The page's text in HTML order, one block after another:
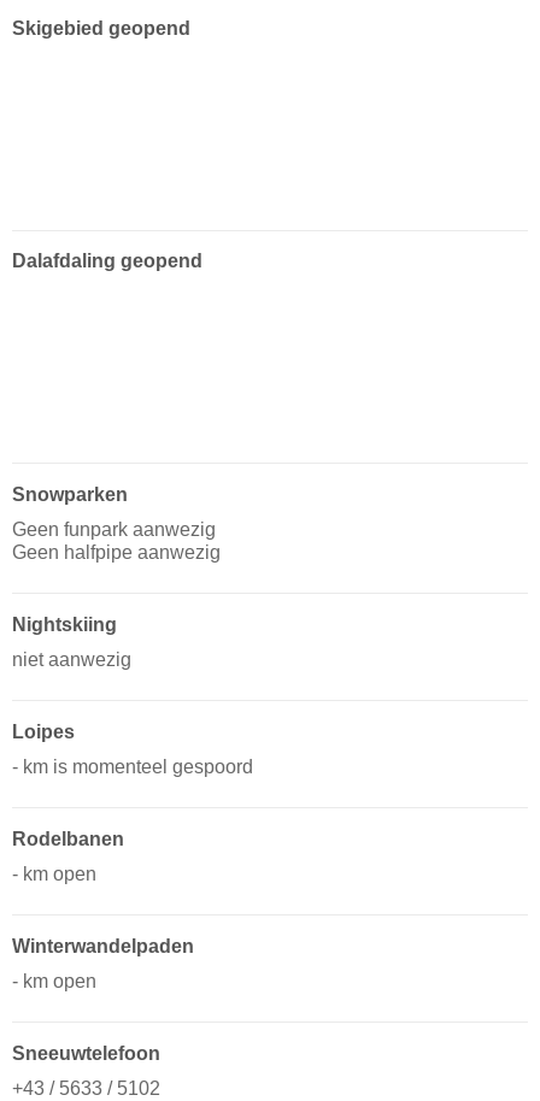
Skigebied geopend
Dalafdaling geopend
Snowparken
Geen funpark aanwezig
Geen halfpipe aanwezig
Nightskiing
niet aanwezig
Loipes
- km is momenteel gespoord
Rodelbanen
- km open
Winterwandelpaden
- km open
Sneeuwtelefoon
+43 / 5633 / 5102